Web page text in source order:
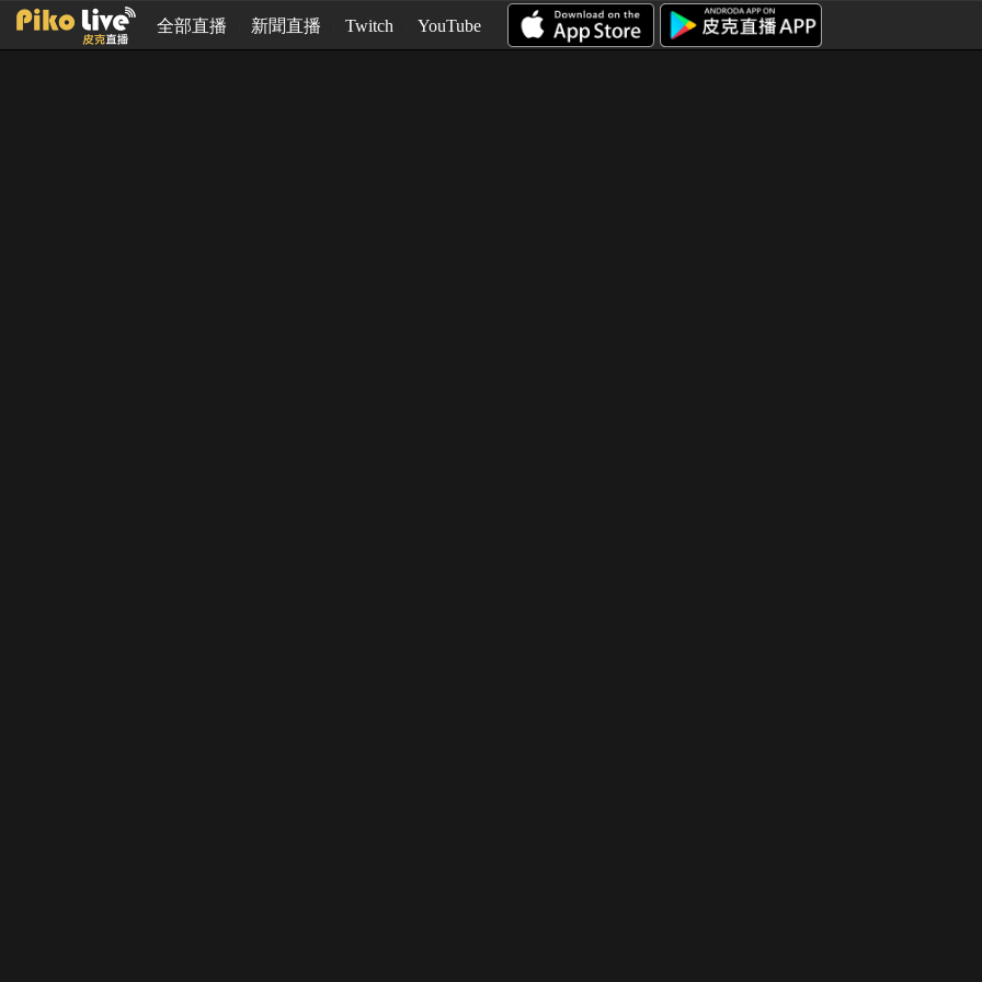
全部直播 新聞直播 Twitch YouTube